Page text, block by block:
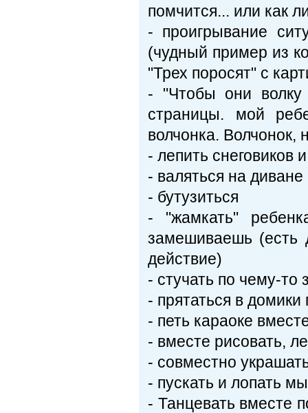
помчится... или как
- проигрывание
(чудный пример из
"Трех поросят" с
- "Чтобы они волку
страницы. мой
волчонка. Волчонок,
- лепить снеговиков
- валяться на диване
- бутузиться
- "жамкать"
замешиваешь (есть
действие)
- стучать по чему-то
- прятаться в
- петь караоке
- вместе рисовать,
- совместно
- пускать и лопать
- Танцевать вместе